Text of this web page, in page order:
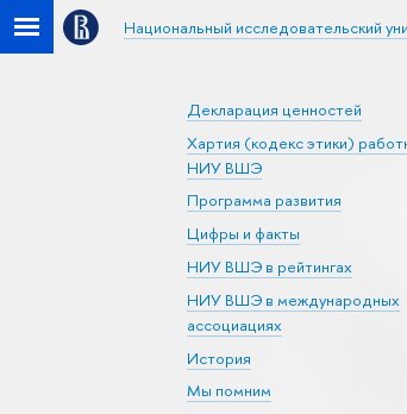
Национальный исследовательский
Декларация ценностей
Хартия (кодекс этики)
НИУ ВШЭ
Программа развития
Цифры и факты
НИУ ВШЭ в рейтингах
НИУ ВШЭ в международных
ассоциациях
История
Мы помним